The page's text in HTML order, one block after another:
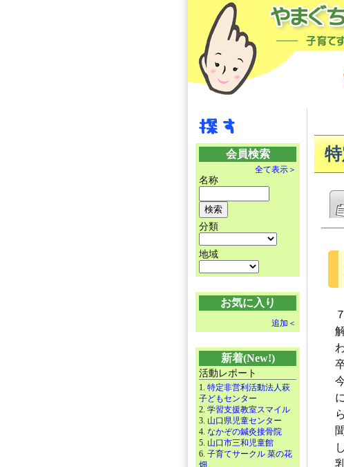
会員検索
全て表示＞
名称
分類
地域
お気に入り
追加＜
新着(New!)
活動レポート
1. 特定非営利活動法人萩
子どもセンター
2. 学習支援教室スマイル
3. 山口県児童センター
4. なかぞの鍼灸接骨院
5. 山口市三和児童館
6. 子育てサークル 菜の花
畑